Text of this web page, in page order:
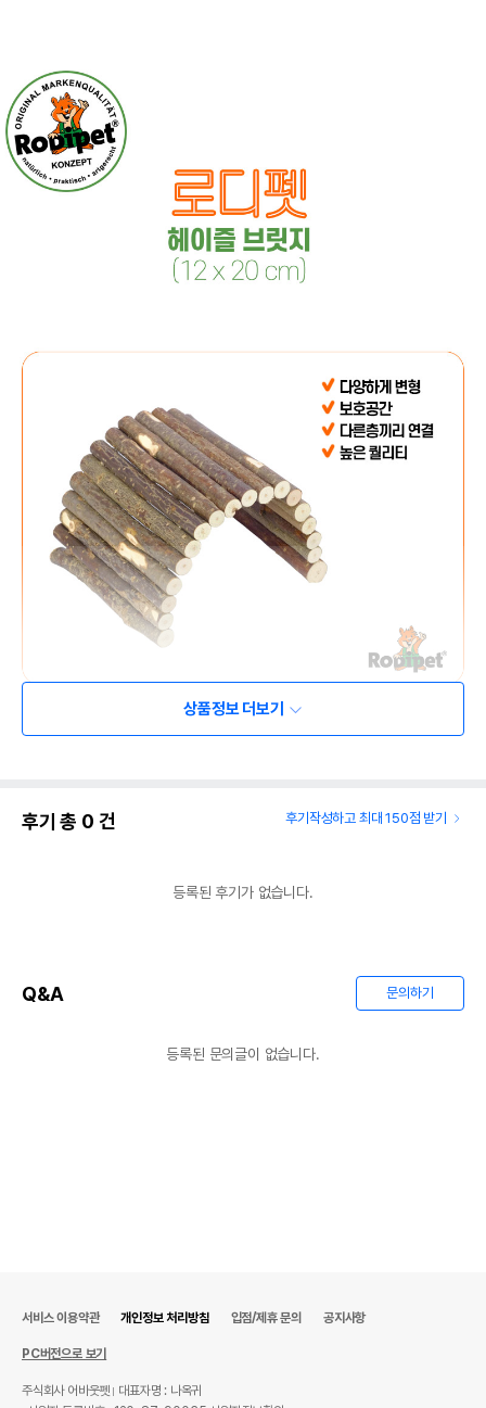
상품정보 더보기
후기 총 0 건 후기작성하고 최대 150점 받기
등록된 후기가 없습니다.
Q&A 문의하기
등록된 문의글이 없습니다.
서비스 이용약관 개인정보 처리방침 입점/제휴 문의 공지사항
PC버전으로 보기
주식회사 어바웃펫
대표자명 : 나옥귀